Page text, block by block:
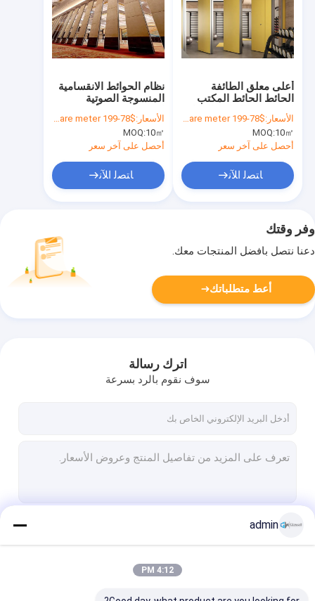
نظام الحوائط الانقسامية
المنسوجة الصوتية
المزدوجة من الألومنيوم
المضغوط مع مسار
السقف
الأسعار:$78-199 per square meter
MOQ:10㎡
أحصل على آخر سعر
ﺎﺘﺼﻟ ﺍﻶﻧ
أعلى معلق الطائفة
الحائط الحائط المكتب
لوحة نظام الحائط القابل
للتفكيك
الأسعار:$78-199 per square meter
MOQ:10㎡
أحصل على آخر سعر
ﺎﺘﺼﻟ ﺍﻶﻧ
وفر وقتك
دعنا نتصل بأفضل المنتجات معك.
أعط متطلباتك
اترك رسالة
سوف نقوم بالرد بسرعة
admin
4:12 PM